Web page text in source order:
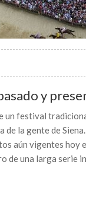
y
un festival
de la gente de
aún vigentes hoy
de una larga serie